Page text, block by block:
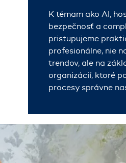
K témam ako AI,
bezpečnosť a
pristupujeme
profesionálne, nie
trendov, ale na
organizácií, ktoré
procesy správne